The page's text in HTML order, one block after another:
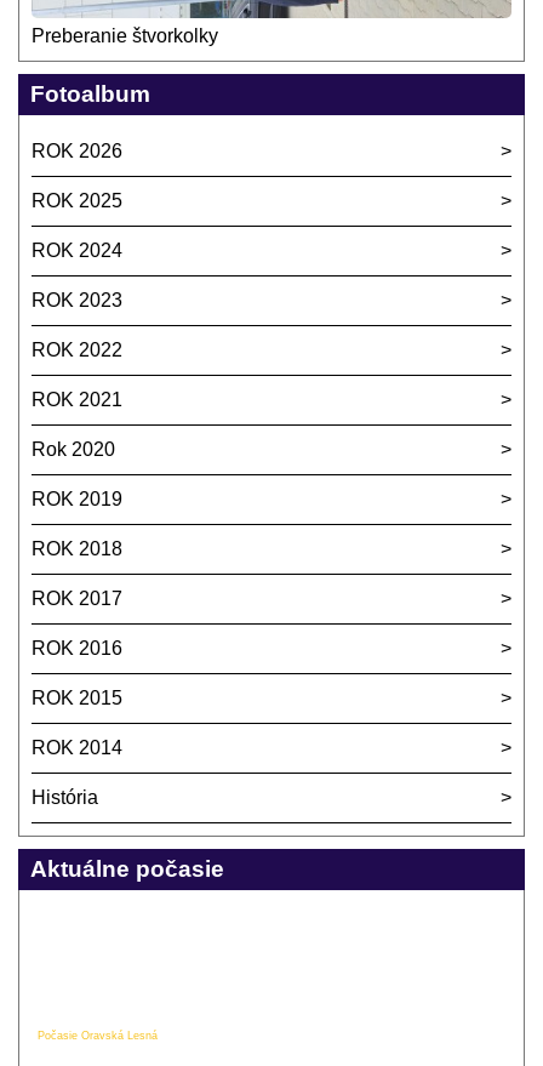
Preberanie štvorkolky
Fotoalbum
ROK 2026
ROK 2025
ROK 2024
ROK 2023
ROK 2022
ROK 2021
Rok 2020
ROK 2019
ROK 2018
ROK 2017
ROK 2016
ROK 2015
ROK 2014
História
Aktuálne počasie
Počasie Oravská Lesná